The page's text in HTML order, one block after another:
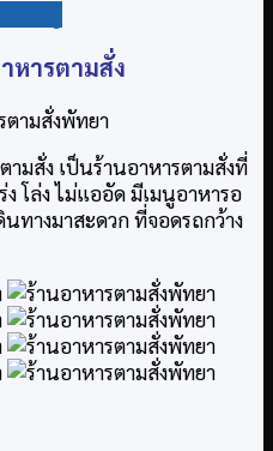
หารตามสั่ง
ามสั่ง เป็นร้านอาหารตามสั่งที่
โล่ง ไม่แออัด มีเมนูอาหารอ
ทางมาสะดวก ที่จอดรถกว้าง